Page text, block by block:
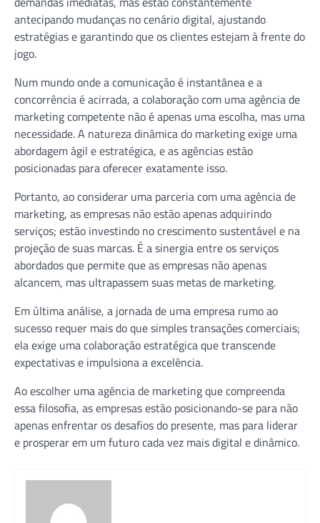
antecipando mudanças no cenário digital, ajustando
estratégias e garantindo que os clientes estejam à frente do
jogo.
Num mundo onde a comunicação é instantânea e a
concorrência é acirrada, a colaboração com uma agência de
marketing competente não é apenas uma escolha, mas uma
necessidade. A natureza dinâmica do marketing exige uma
abordagem ágil e estratégica, e as agências estão
posicionadas para oferecer exatamente isso.
Portanto, ao considerar uma parceria com uma agência de
marketing, as empresas não estão apenas adquirindo
serviços; estão investindo no crescimento sustentável e na
projeção de suas marcas. É a sinergia entre os serviços
abordados que permite que as empresas não apenas
alcancem, mas ultrapassem suas metas de marketing.
Em última análise, a jornada de uma empresa rumo ao
sucesso requer mais do que simples transações comerciais;
ela exige uma colaboração estratégica que transcende
expectativas e impulsiona a excelência.
Ao escolher uma agência de marketing que compreenda
essa filosofia, as empresas estão posicionando-se para não
apenas enfrentar os desafios do presente, mas para liderar
e prosperar em um futuro cada vez mais digital e dinâmico.